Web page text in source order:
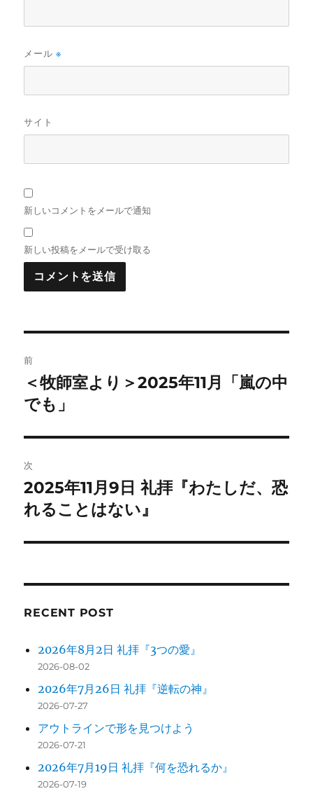
メール※
サイト
新しいコメントをメールで通知
新しい投稿をメールで受け取る
稿
ナ
ビ
ゲ
ー
シ
ン
前
前
の
稿:
＜牧師室より＞2025年11月「嵐の中
でも」
次
次
の
稿:
2025年11月9日 礼拝『わたしだ、恐
れることはない』
RECENT POST
2026年8月2日 礼拝『3つの愛』
2026-08-02
2026年7月26日 礼拝『逆転の神』
2026-07-27
アウトラインで形を見つけよう
2026-07-21
2026年7月19日 礼拝『何を恐れるか』
2026-07-19